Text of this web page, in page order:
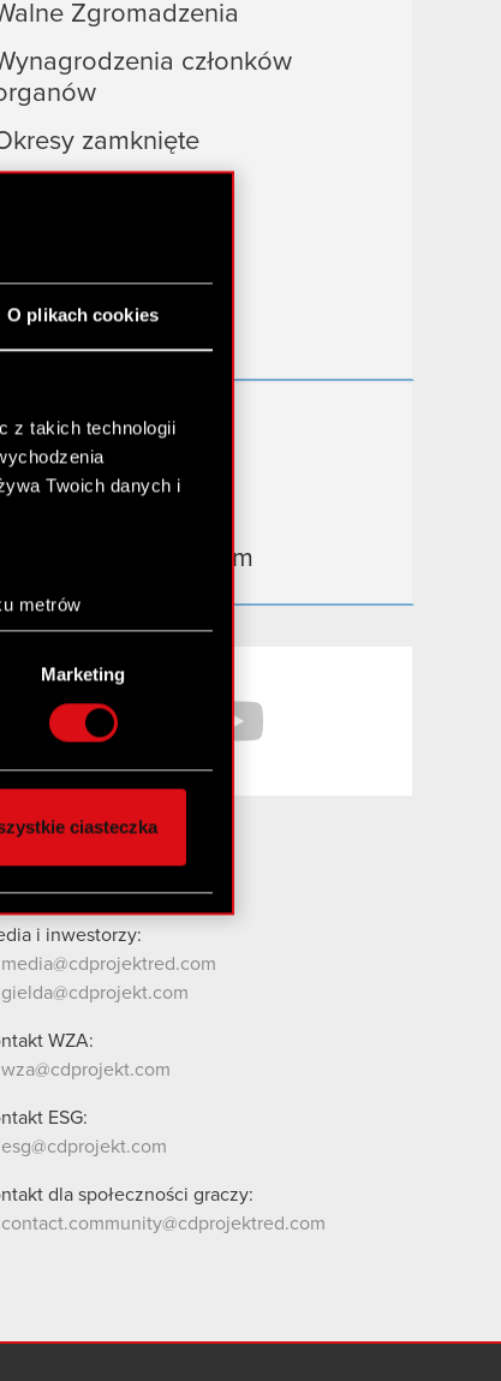
O plikach cookies
z takich technologii
Twoich danych i
metrów
(fingerprinting,
preferencje w
i
danymi
z naszej witryny,
Marketing
ciasteczka
Zgromadzenia
członków
zamknięte
linki
Kontakt IR
się więcej:
gear.cdprojektred.com
Facebook
i inwestorzy:
media@cdprojektred.com
gielda@cdprojekt.com
WZA:
wza@cdprojekt.com
ESG:
esg@cdprojekt.com
dla społeczności graczy:
contact.community@cdprojektred.com